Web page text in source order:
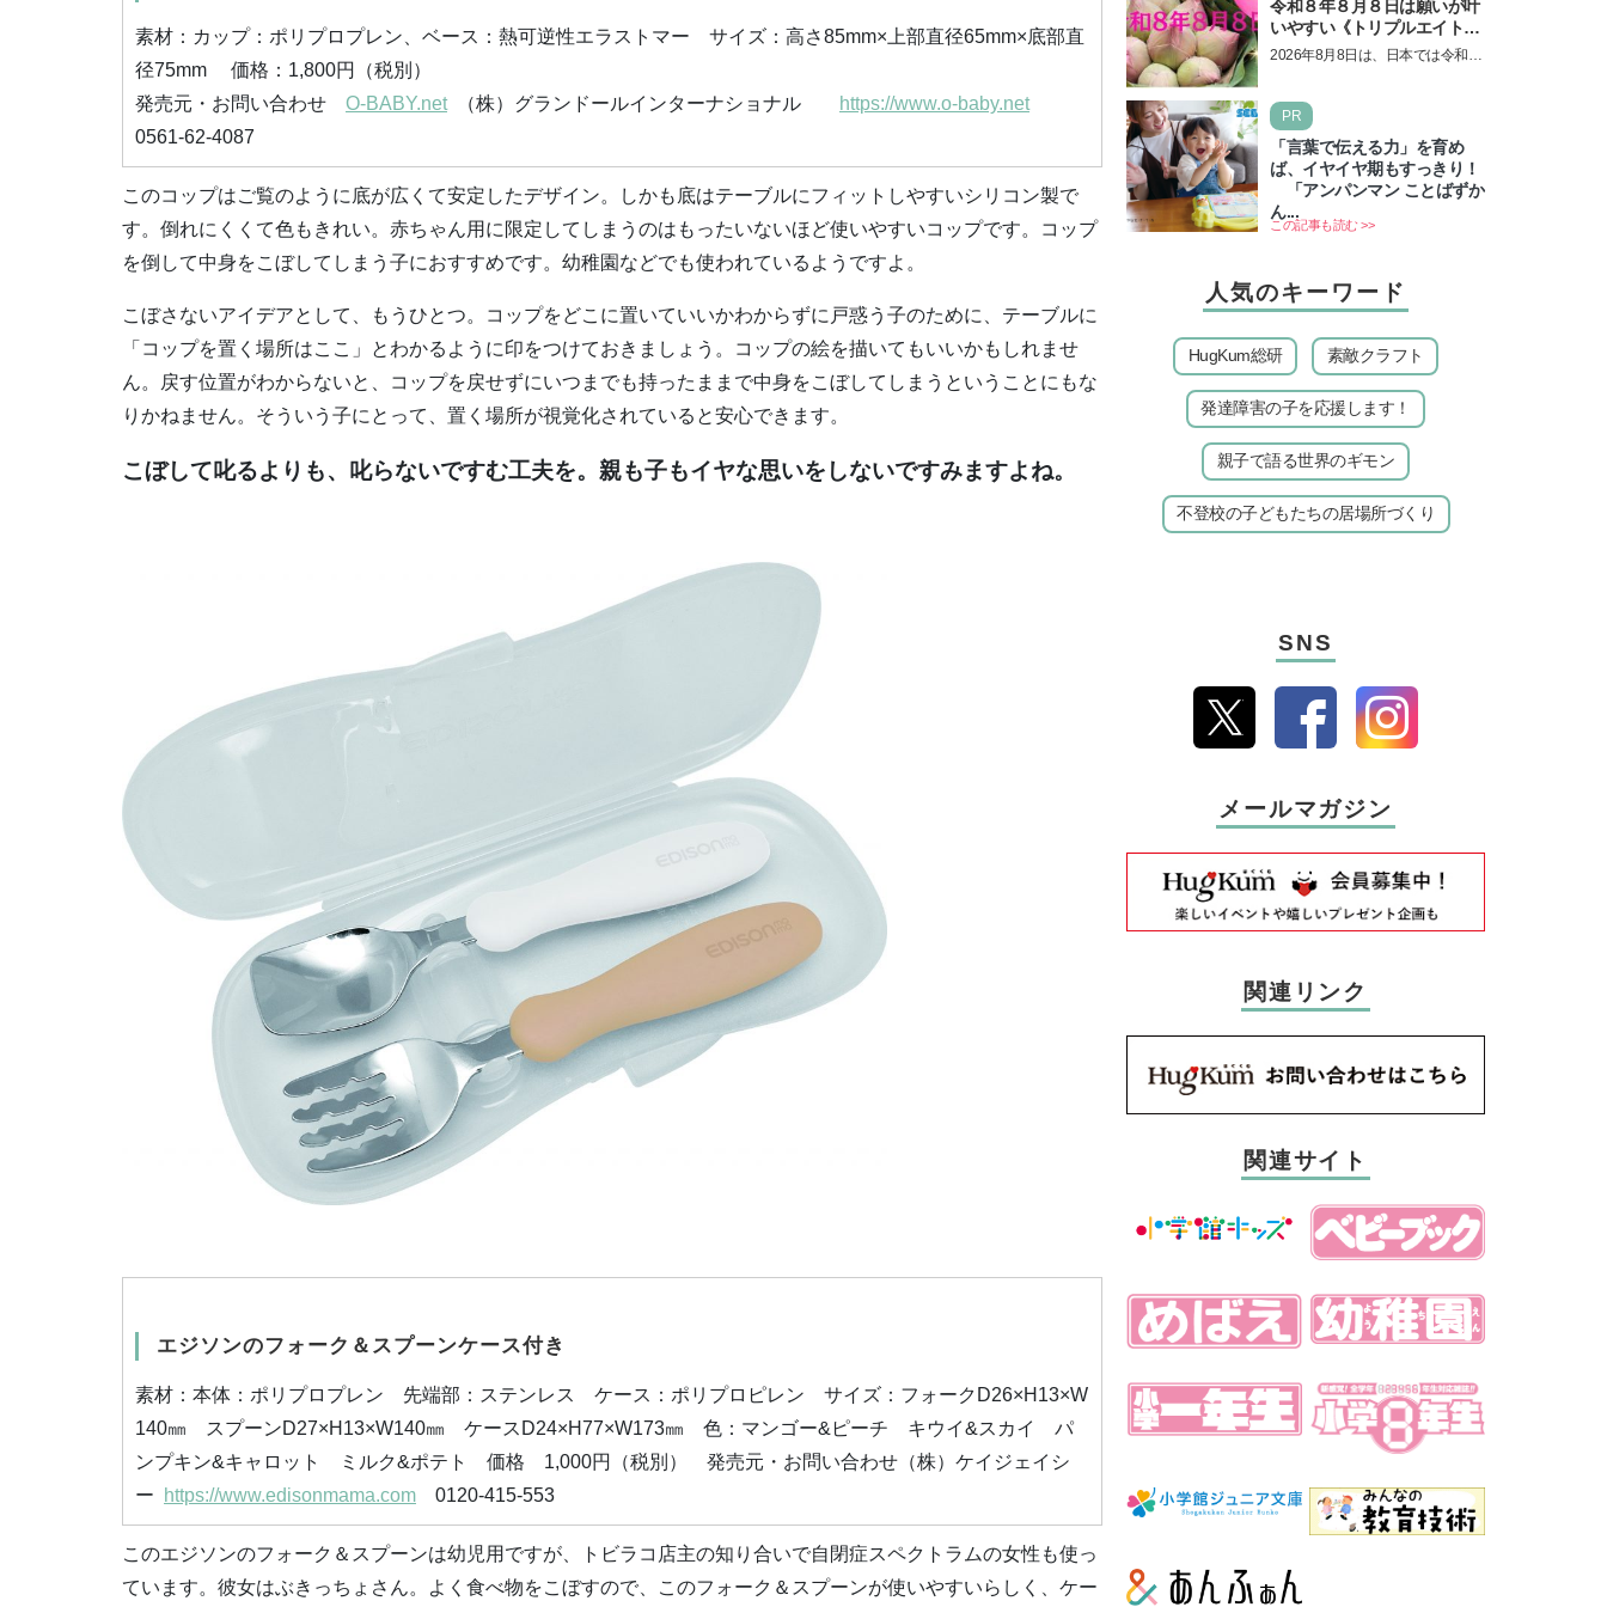
素材：カップ：ポリプロプレン、ベース：熱可逆性エラストマー サイズ：高さ85mm×上部直径65mm×底部直
径75mm 価格：1,800円（税別）
発売元・お問い合わせ O-BABY.net（株）グランドールインターナショナル
https://www.o-baby.net
0561-62-4087
このコップはご覧のように底が広くて安定したデザイン。しかも底はテーブルにフィットしやすいシリコン製で
す。倒れにくくて色もきれい。赤ちゃん用に限定してしまうのはもったいないほど使いやすいコップです。コップ
を倒して中身をこぼしてしまう子におすすめです。幼稚園などでも使われているようですよ。
こぼさないアイデアとして、もうひとつ。コップをどこに置いていいかわからずに戸惑う子のために、テーブルに
「コップを置く場所はここ」とわかるように印をつけておきましょう。コップの絵を描いてもいいかもしれませ
ん。戻す位置がわからないと、コップを戻せずにいつまでも持ったままで中身をこぼしてしまうということにもな
りかねません。そういう子にとって、置く場所が視覚化されていると安心できます。
こぼして叱るよりも、叱らないですむ工夫を。親も子もイヤな思いをしないですみますよね。
エジソンのフォーク＆スプーンケース付き
素材：本体：ポリプロプレン 先端部：ステンレス ケース：ポリプロピレン サイズ：フォーク D26×H13×W
140㎜ スプーンD27×H13×W140㎜ ケース D24×H77×W173㎜ 色：マンゴー& ピーチ キウイ&スカイ パ
ンプキン&キャロット ミルク&ポテト 価格 1,000円（税別） 発売元・お問い合わせ（株）ケイジェイシ
ー
https://www.edisonmama.com 0120-415-553
このエジソンのフォーク＆スプーンは幼児用ですが、トビラコ店主の知り合いで自閉症スペクトラムの女性も使っ
ています。彼女はぶきっちょさん。よく食べ物をこぼすので、このフォーク＆スプーンが使いやすいらしく、ケー
令和８年８月８日は願いが叶
いやすい《トリプルエイト》
の日！ 13日の獅子座の新月
2026年8月8日は、日本では令和8
ズゲート」というとって…
PR
「言葉で伝える力」を育め
ば、イヤイヤ期もすっきり！
「アンパンマン ことばずか
ん...
この記事も読む >>
人気のキーワード
HugKum総研 素敵クラフト
発達障害の子を応援します！
親子で語る世界のギモン
不登校の子どもたちの居場所づくり
SNS
メールマガジン
関連リンク
関連サイト